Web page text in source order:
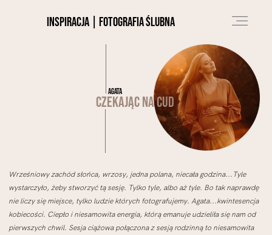
INSPIRACJA | fotografia ślubna
agata
czekając na cud
Wrześniowy zachód słońca, wrzosy, jedna polana, niecała godzina...Tyle
wystarczyło, żeby stworzyć tą sesję. Tylko tyle, albo aż tyle. Bo tak naprawdę
nie liczy się miejsce, tylko ludzie których fotografujemy. Agata...kwintesencja
kobiecości. Ciepło i niesamowita energia, którą emanuje udzieliła się nam od
pierwszych chwil. Sesja ciążowa połączona z sesją rodzinną to niesamowita
PORTFOLIO
BLOG
OFERTA